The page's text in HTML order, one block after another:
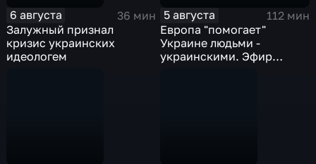
6 августа
36 мин
Залужный признал
кризис украинских
идеологем
5 августа
112 мин
Европа "помогает"
Украине людьми -
украинскими. Эфир